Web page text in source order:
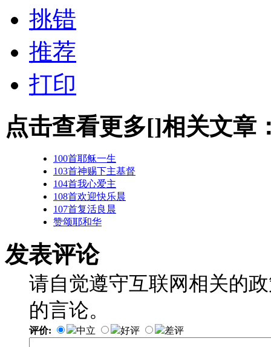
挑错
推荐
打印
点击查看更多[]相关文章
100首耶稣一生
103首神赐下主基督
104首我心爱主
108首欢迎快乐晨
107首复活良晨
赞颂耶和华
发表评论
请自觉遵守互联网相关的
的言论。
评价: 中立 好评 差评